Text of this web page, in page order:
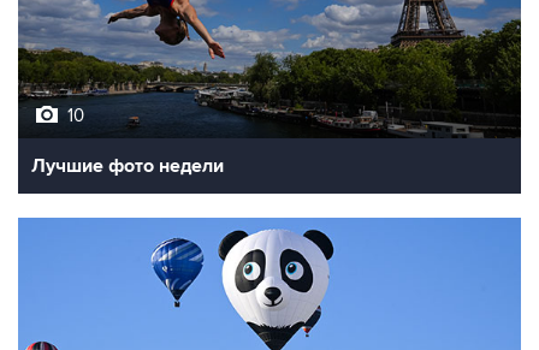
10
Лучшие фото недели